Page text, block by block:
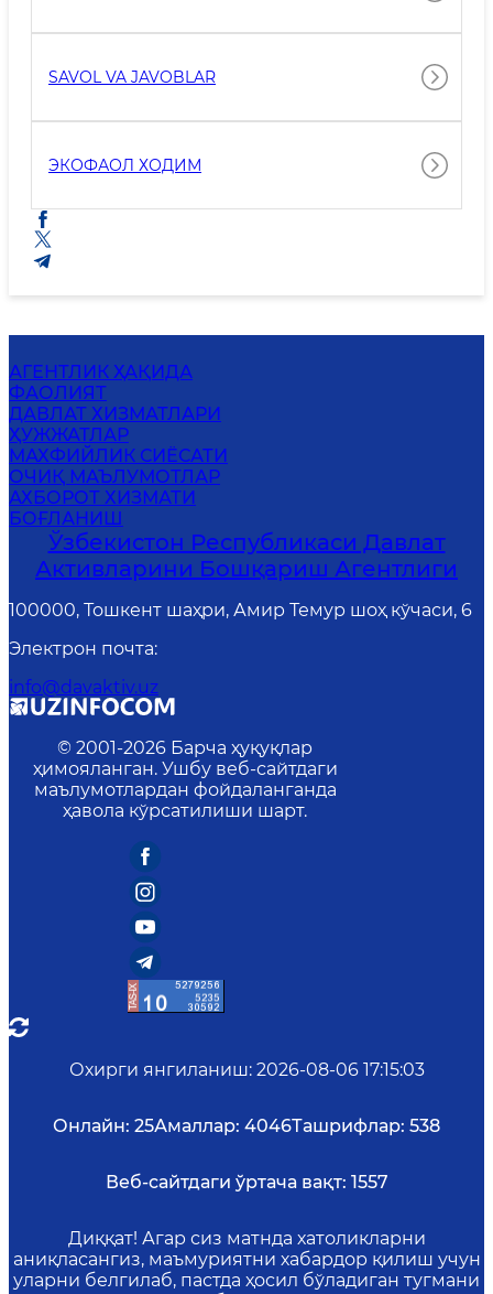
SAVOL VA JAVOBLAR
ЭКОФАОЛ ХОДИМ
АГЕНТЛИК ҲАҚИДА
ФАОЛИЯТ
ДАВЛАТ ХИЗМАТЛАРИ
ҲУЖЖАТЛАР
MАХФИЙЛИК СИЁСАТИ
ОЧИҚ МАЪЛУМОТЛАР
АХБОРОТ ХИЗМАТИ
БОҒЛАНИШ
Ўзбекистон Республикаси Давлат
Активларини Бошқариш Агентлиги
100000, Тошкент шаҳри, Амир Темур шоҳ кўчаси, 6
Электрон почта:
info@davaktiv.uz
© 2001-2026 Барча ҳуқуқлар
ҳимояланган. Ушбу веб-сайтдаги
маълумотлардан фойдаланганда
ҳавола кўрсатилиши шарт.
Охирги янгиланиш: 2026-08-06 17:15:03
Онлайн: 25Амаллар: 4046Ташрифлар: 538
Веб-сайтдаги ўртача вақт: 1557
Диққат! Агар сиз матнда хатоликларни
аниқласангиз, маъмуриятни хабардор қилиш учун
уларни белгилаб, пастда ҳосил бўладиган тугмани